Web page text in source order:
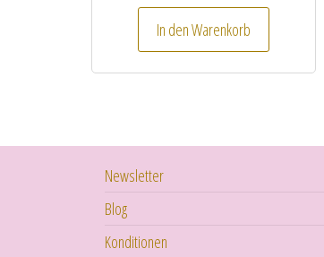
In den Warenkorb
Newsletter
Blog
Konditionen